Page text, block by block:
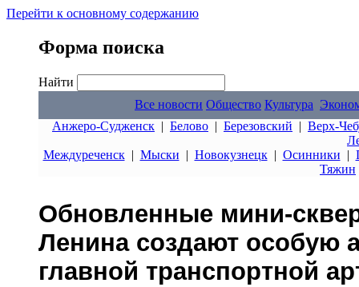
Перейти к основному содержанию
Форма поиска
Найти
Все новости Общество Культура
Анжеро-Судженск | Белово | Березовский | Верх-
Междуреченск| Мыски | Новокузнецк| Осинники |
Тяжин
Обновленные мини-
Ленина создают особую
главной транспортной